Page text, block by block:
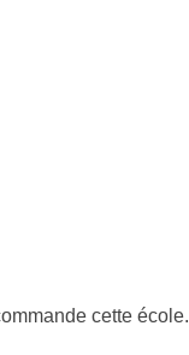
cette école.